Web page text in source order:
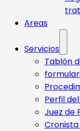
Areas
Servicios
Tablón
Perfil
Juez de